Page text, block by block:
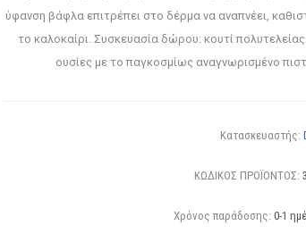
ύφανση βάφλα επιτρέπει στο δέρμα να αναπνέει,
το καλοκαίρι. Συσκευασία δώρου: κουτί
ουσίες με το παγκοσμίως αναγνωρισμένο
Κατασκευαστής:
ΚΩΔΙΚΟΣ ΠΡΟΪΟΝΤΟΣ:
Χρόνος παράδοσης: 0-1